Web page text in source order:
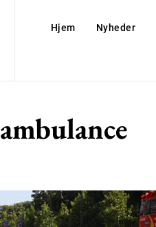
Hjem Nyheder
ambulance